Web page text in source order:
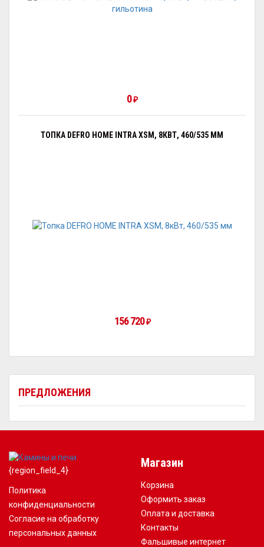
ПРЕДЛОЖЕНИЯ
0₽
ТОПКА DEFRO HOME INTRA XSM, 8КВТ, 460/535 ММ
156 720₽
{region_field_4}
Политика
конфиденциальности
Согласие на обработку
персональных данных
Магазин
Корзина
Оформить заказ
Оплата и доставка
Контакты
Фальшивые интернет